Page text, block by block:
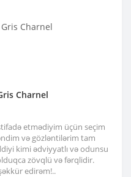
Charnel
etmədiyim üçün seçim
və gözləntilərim tam
kimi ədviyyatlı və odunsu
zövqlü və fərqlidir.
edirəm!..